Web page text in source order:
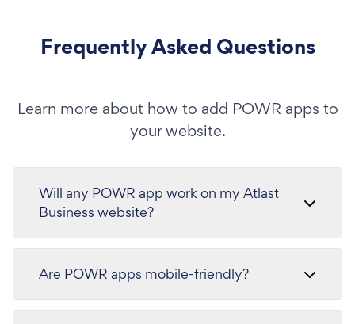
Frequently Asked Questions
Learn more about how to add POWR apps to
your website.
Will any POWR app work on my Atlast
Business website?
Are POWR apps mobile-friendly?